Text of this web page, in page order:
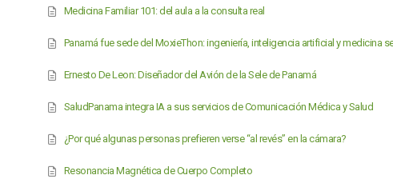
Medicina Familiar 101: del aula a la consulta real
Panamá fue sede del MoxieThon: ingeniería, inteligencia artificial y medicina
Ernesto De Leon: Diseñador del Avión de la Sele de Panamá
SaludPanama integra IA a sus servicios de Comunicación Médica y Salud
¿Por qué algunas personas prefieren verse “al revés” en la cámara?
Resonancia Magnética de Cuerpo Completo